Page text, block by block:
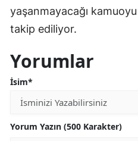
yaşanmayacağı
takip ediliyor.
Yorumlar
İsim*
Yorum Yazın (500 Karakter)